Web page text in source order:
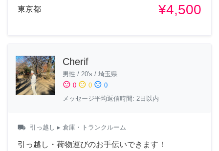
東京都 ¥4,500
Cherif
男性 / 20's / 埼玉県
sentiment_satisfied 0 sentiment_neutral 0 sentiment_dissatisfied 0
メッセージ平均返信時間: 2日以内
local_shipping 引っ越し ▸ 倉庫・トランクルーム
引っ越し・荷物運びのお手伝いできます！